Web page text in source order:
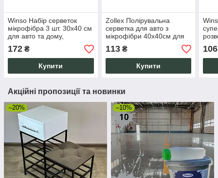
Winso Набір серветок
мікрофібра 3 шт. 30х40 см
для авто та дому,
розводів та ворсинок.
172 ₴
Купити
Zollex Полірувальна
серветка для авто з
мікрофібри 40х40см для
розводів
113₴
Купити
106
Акційні пропозиції та новинки
–20% –10%